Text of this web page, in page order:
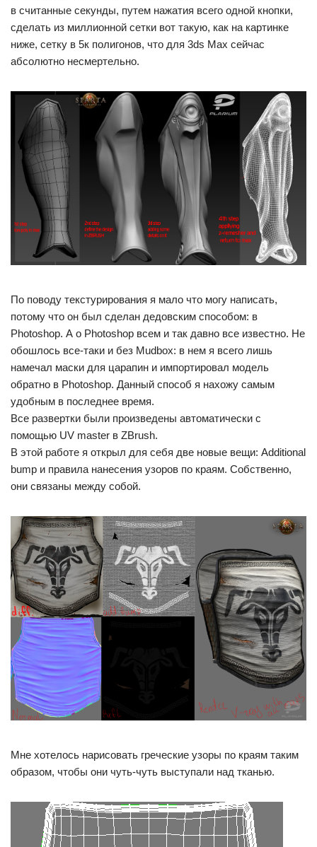
в считанные секунды, путем нажатия всего одной кнопки,
сделать из миллионной сетки вот такую, как на картинке
ниже, сетку в 5к полигонов, что для 3ds Max сейчас
абсолютно несмертельно.
По поводу текстурирования я мало что могу написать,
потому что он был сделан дедовским способом: в
Photoshop. А о Photoshop всем и так давно все известно. Не
обошлось все-таки и без Mudbox: в нем я всего лишь
намечал маски для царапин и импортировал модель
обратно в Photoshop. Данный способ я нахожу самым
удобным в последнее время.
Все развертки были произведены автоматически с
помощью UV master в ZBrush.
В этой работе я открыл для себя две новые вещи: Additional
bump и правила нанесения узоров по краям. Собственно,
они связаны между собой.
Мне хотелось нарисовать греческие узоры по краям таким
образом, чтобы они чуть-чуть выступали над тканью.